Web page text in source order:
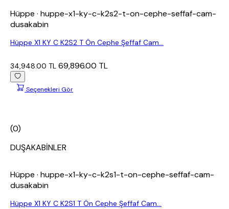
Hüppe · huppe-x1-ky-c-k2s2-t-on-cephe-seffaf-cam-
dusakabin
Hüppe X1 KY C K2S2 T Ön Cephe Şeffaf Cam...
34,948.00 TL 69,896.00 TL
Seçenekleri Gör
(0)
DUŞAKABİNLER
Hüppe · huppe-x1-ky-c-k2s1-t-on-cephe-seffaf-cam-
dusakabin
Hüppe X1 KY C K2S1 T Ön Cephe Şeffaf Cam...